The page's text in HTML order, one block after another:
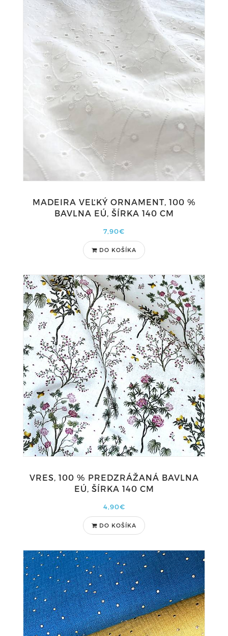
MADEIRA VEĽKÝ ORNAMENT, 100 %
BAVLNA EÚ, ŠÍRKA 140 CM
7,90€
DO KOŠÍKA
VRES, 100 % PREDZRÁŽANÁ BAVLNA
EÚ, ŠÍRKA 140 CM
4,90€
DO KOŠÍKA